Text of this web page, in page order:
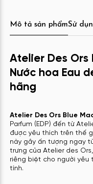
Mô tả sản phẩmSử
Atelier Des Ors
Nước hoa Eau
hãng
Atelier Des Ors Blue
Parfum (EDP) đến từ
được yêu thích trên thế
này gây ấn tượng ngay
trưng của Atelier des
riêng biệt cho người yêu
tính.